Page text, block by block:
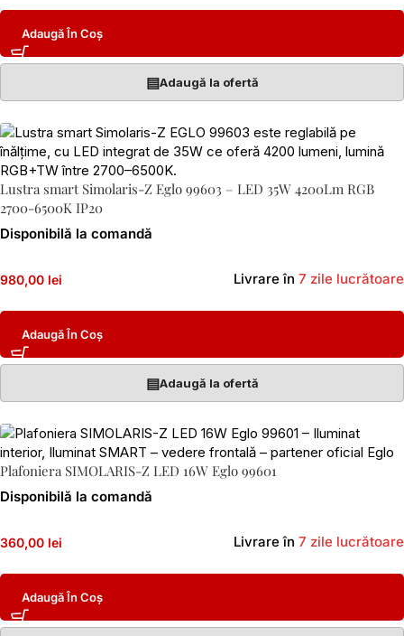
Adaugă În Coș
▤Adaugă la ofertă
Lustra smart Simolaris-Z Eglo 99603 – LED 35W 4200Lm RGB
2700-6500K IP20
Disponibilă la comandă
980,00 lei Livrare în 7 zile lucrătoare
Adaugă În Coș
▤Adaugă la ofertă
Plafoniera SIMOLARIS-Z LED 16W Eglo 99601
Disponibilă la comandă
360,00 lei Livrare în 7 zile lucrătoare
Adaugă În Coș